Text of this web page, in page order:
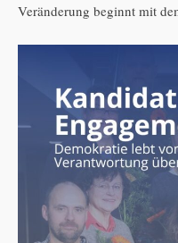
Veränderung beginnt mit